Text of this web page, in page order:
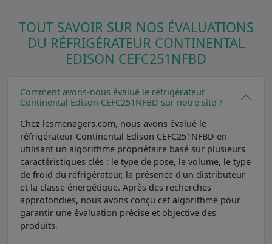
TOUT SAVOIR SUR NOS ÉVALUATIONS
DU RÉFRIGÉRATEUR CONTINENTAL
EDISON CEFC251NFBD
Comment avons-nous évalué le réfrigérateur
Continental Edison CEFC251NFBD sur notre site ?
Chez lesmenagers.com, nous avons évalué le
réfrigérateur Continental Edison CEFC251NFBD en
utilisant un algorithme propriétaire basé sur plusieurs
caractéristiques clés : le type de pose, le volume, le type
de froid du réfrigérateur, la présence d'un distributeur
et la classe énergétique. Après des recherches
approfondies, nous avons conçu cet algorithme pour
garantir une évaluation précise et objective des
produits.